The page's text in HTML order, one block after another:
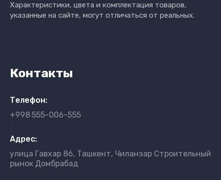
Характеристики, цвета и комплектация товаров,
указанные на сайте, могут отличаться от реальных.
Контакты
Телефон:
+998555-006-555
Адрес:
улица Гавхар 86, Ташкент, Чиланзар Строительный
рынок Домбрабад